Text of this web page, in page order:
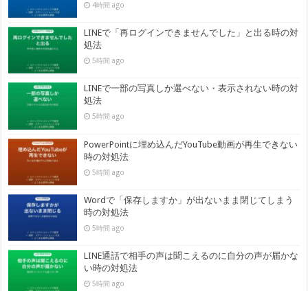
4時間 ago
LINEで「再ログインできませんでした」と出る時の対
処法
5時間 ago
LINEで一部の写真しか選べない・表示されない時の対
処法
5時間 ago
PowerPointに埋め込んだYouTube動画が再生できない
時の対処法
5時間 ago
Wordで「保存しますか」が出ないまま閉じてしまう
時の対処法
5時間 ago
LINE通話で相手の声は聞こえるのに自分の声が届かな
い時の対処法
5時間 ago